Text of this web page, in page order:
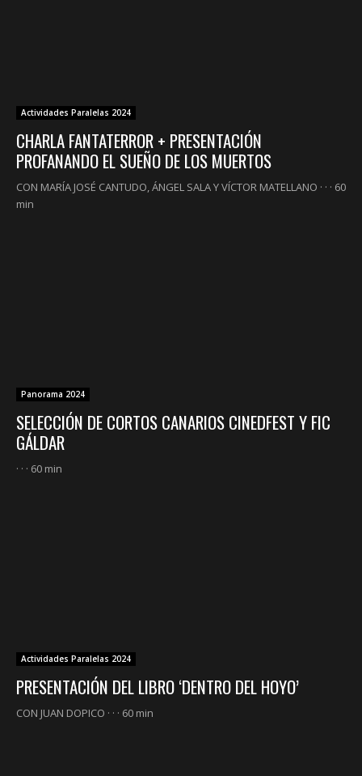
Actividades Paralelas 2024
CHARLA FANTATERROR + PRESENTACIÓN
PROFANANDO EL SUEÑO DE LOS MUERTOS
CON MARÍA JOSÉ CANTUDO, ÁNGEL SALA Y VÍCTOR MATELLANO · · · 60
min
Panorama 2024
SELECCIÓN DE CORTOS CANARIOS CINEDFEST Y FIC
GÁLDAR
· · · 60 min
Actividades Paralelas 2024
PRESENTACIÓN DEL LIBRO ‘DENTRO DEL HOYO’
CON JUAN DOPICO · · · 60 min